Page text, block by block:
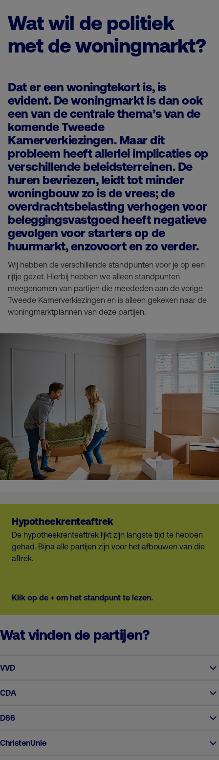
Wat wil de politiek
met de woningmarkt?
Dat er een woningtekort is, is
evident. De woningmarkt is dan ook
een van de centrale thema’s van de
komende Tweede
Kamerverkiezingen. Maar dit
probleem heeft allerlei implicaties op
verschillende beleidsterreinen. De
huren bevriezen, leidt tot minder
woningbouw zo is de vrees; de
overdrachtsbelasting verhogen voor
beleggingsvastgoed heeft negatieve
gevolgen voor starters op de
huurmarkt, enzovoort en zo verder.
Wij hebben de verschillende standpunten voor je op een
rijtje gezet. Hierbij hebben we alleen standpunten
meegenomen van partijen die meededen aan de vorige
Tweede Kamerverkiezingen en is alleen gekeken naar de
woningmarktplannen van deze partijen.
Hypotheekrenteaftrek
De hypotheekrenteaftrek lijkt zijn langste tijd te hebben
gehad. Bijna alle partijen zijn voor het afbouwen van die
aftrek.
Klik op de + om het standpunt te lezen.
Wat vinden de partijen?
VVD
CDA
D66
ChristenUnie